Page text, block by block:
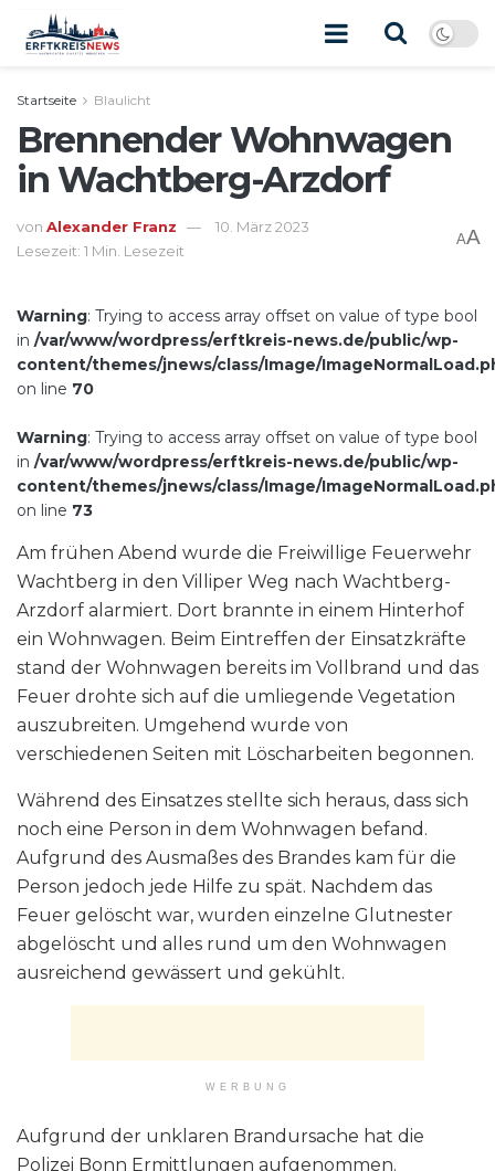
Startseite Blaulicht
Brennender Wohnwagen
in Wachtberg-Arzdorf
von Alexander Franz
10. März 2023
Lesezeit: 1 Min. Lesezeit
AA
Warning: Trying to access array offset on value of type bool
in /var/www/wordpress/erftkreis-news.de/public/wp-
content/themes/jnews/class/Image/
on line 70
Warning: Trying to access array offset on value of type bool
in /var/www/wordpress/erftkreis-news.de/public/wp-
content/themes/jnews/class/Image/
on line 73
Am frühen Abend wurde die Freiwillige Feuerwehr
Wachtberg in den Villiper Weg nach Wachtberg-
Arzdorf alarmiert. Dort brannte in einem Hinterhof
ein Wohnwagen. Beim Eintreffen der Einsatzkräfte
stand der Wohnwagen bereits im Vollbrand und das
Feuer drohte sich auf die umliegende Vegetation
auszubreiten. Umgehend wurde von
verschiedenen Seiten mit Löscharbeiten begonnen.
Während des Einsatzes stellte sich heraus, dass sich
noch eine Person in dem Wohnwagen befand.
Aufgrund des Ausmaßes des Brandes kam für die
Person jedoch jede Hilfe zu spät. Nachdem das
Feuer gelöscht war, wurden einzelne Glutnester
abgelöscht und alles rund um den Wohnwagen
ausreichend gewässert und gekühlt.
WERBUNG
Aufgrund der unklaren Brandursache hat die
Polizei Bonn Ermittlungen aufgenommen.